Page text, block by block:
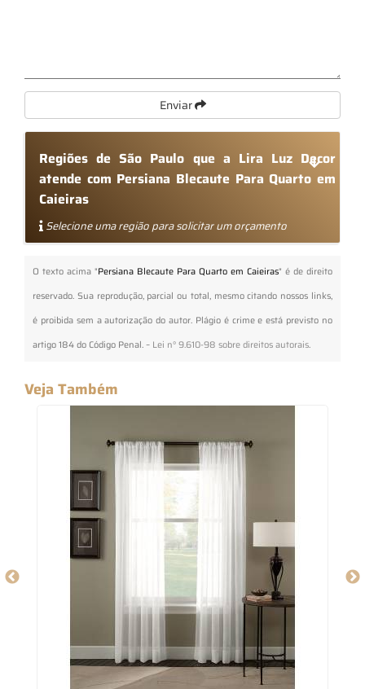
Enviar
Regiões de São Paulo que a Lira Luz Decor
atende com Persiana Blecaute Para Quarto em
Caieiras
Selecione uma região para solicitar um orçamento
O texto acima "Persiana Blecaute Para Quarto em Caieiras" é de direito
reservado. Sua reprodução, parcial ou total, mesmo citando nossos links,
é proibida sem a autorização do autor. Plágio é crime e está previsto no
artigo 184 do Código Penal. – Lei n° 9.610-98 sobre direitos autorais.
Veja Também